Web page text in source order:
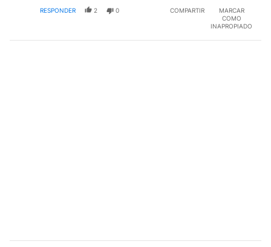
RESPONDER 2 0 COMPARTIR
MARCAR
COMO
INAPROPIADO